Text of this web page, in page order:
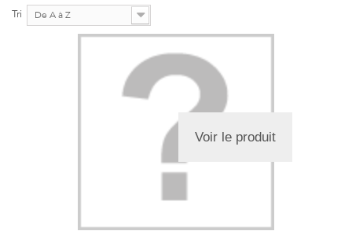
Tri De A à Z
Voir le produit